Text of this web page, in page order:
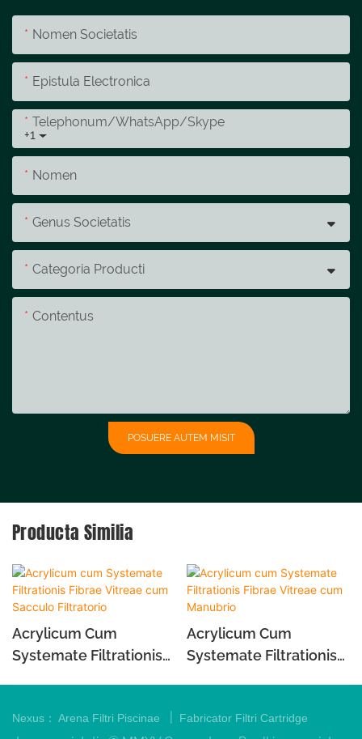
Nomen Societatis
Epistula Electronica
+1
Telephonum/whatsApp/skype
Nomen
Genus Societatis
Categoria Producti
Contentus
POSUERE AUTEM MISIT
Producta Similia
Acrylicum Cum
Systemate Filtrationis
Acrylicum Cum
Systemate Filtrationis
Nexus： Arena Filtri Piscinae Fabricator Filtri Cartridge